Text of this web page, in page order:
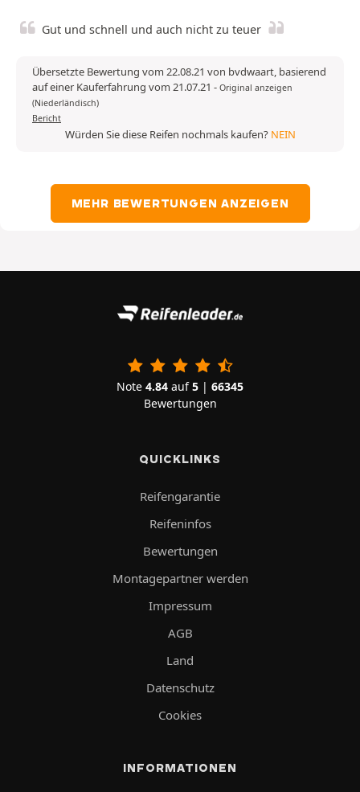
Gut und schnell und auch nicht zu teuer
Übersetzte Bewertung vom 22.08.21 von bvdwaart, basierend
auf einer Kauferfahrung vom 21.07.21 - Original anzeigen
(Niederländisch)
Bericht
Würden Sie diese Reifen nochmals kaufen? NEIN
MEHR BEWERTUNGEN ANZEIGEN
Note 4.84 auf5 | 66345
Bewertungen
QUICKLINKS
Reifengarantie
Reifeninfos
Bewertungen
Montagepartner werden
Impressum
AGB
Land
Datenschutz
Cookies
INFORMATIONEN